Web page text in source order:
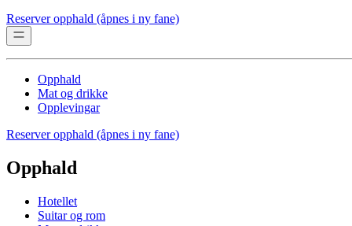
Reserver opphald (åpnes i ny fane)
Opphald
Mat og drikke
Opplevingar
Reserver opphald (åpnes i ny fane)
Opphald
Hotellet
Suitar og rom